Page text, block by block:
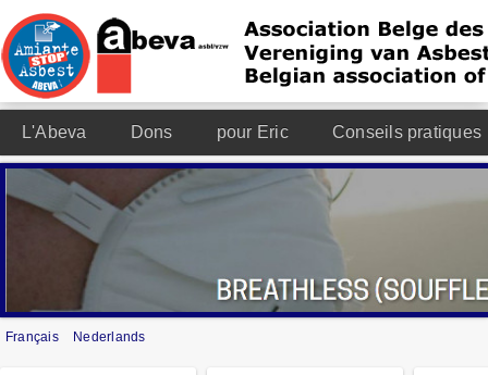
L'Abeva Dons pour Eric Conseils pratiques
Français Nederlands